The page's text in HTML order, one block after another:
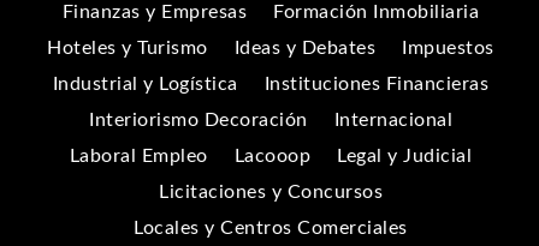
Finanzas y Empresas
Formación Inmobiliaria
Hoteles y Turismo
Ideas y Debates
Impuestos
Industrial y Logística
Instituciones Financieras
Interiorismo Decoración
Internacional
Laboral Empleo
Lacooop
Legal y Judicial
Licitaciones y Concursos
Locales y Centros Comerciales